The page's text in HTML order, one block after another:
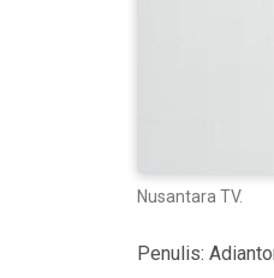
Nusantara TV.
Penulis: